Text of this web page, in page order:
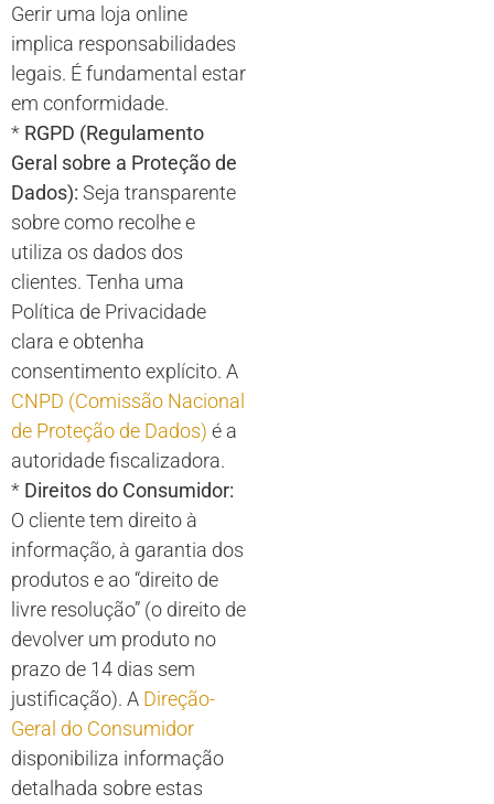
Gerir uma loja online
implica responsabilidades
legais. É fundamental estar
em conformidade.
* RGPD (Regulamento
Geral sobre a Proteção de
Dados): Seja transparente
sobre como recolhe e
utiliza os dados dos
clientes. Tenha uma
Política de Privacidade
clara e obtenha
consentimento explícito. A
CNPD (Comissão Nacional
de Proteção de Dados) é a
autoridade fiscalizadora.
* Direitos do Consumidor:
O cliente tem direito à
informação, à garantia dos
produtos e ao “direito de
livre resolução” (o direito de
devolver um produto no
prazo de 14 dias sem
justificação). A Direção-
Geral do Consumidor
disponibiliza informação
detalhada sobre estas